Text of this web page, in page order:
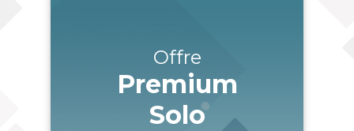
Offre
Premium
Solo